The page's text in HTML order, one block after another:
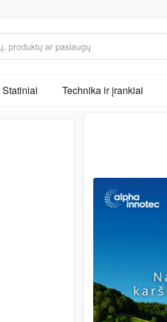
Statiniai Technika ir įrankiai